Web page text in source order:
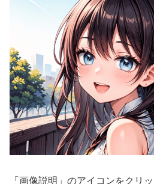
「画像説明」のアイコンをクリ